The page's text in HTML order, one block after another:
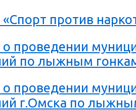
против
проведении
по лыжным
проведении
г.Омска по